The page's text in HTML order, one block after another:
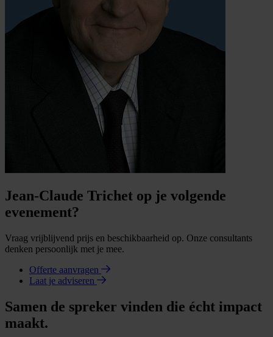
Jean-Claude Trichet op je volgende
evenement?
Vraag vrijblijvend prijs en beschikbaarheid op. Onze consultants
denken persoonlijk met je mee.
Offerte aanvragen
Laat je adviseren
Samen de spreker vinden die écht impact
maakt.